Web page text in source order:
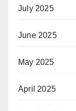
July 2025
June 2025
May 2025
April 2025